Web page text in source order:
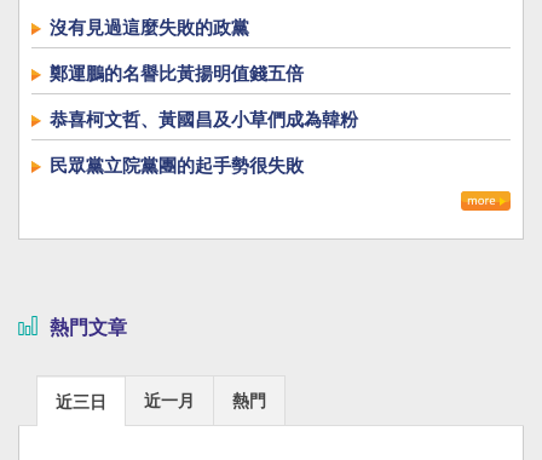
沒有見過這麼失敗的政黨
鄭運鵬的名譽比黃揚明值錢五倍
恭喜柯文哲、黃國昌及小草們成為韓粉
民眾黨立院黨團的起手勢很失敗
熱門文章
近三日 近一月 熱門